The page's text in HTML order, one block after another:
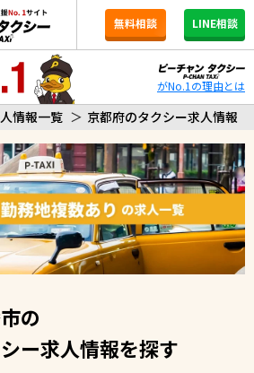
無料相談 LINE相談
がNo.1の理由とは
情報一覧 ＞ 京都府のタクシー求人情報
の
ー求人情報を探す